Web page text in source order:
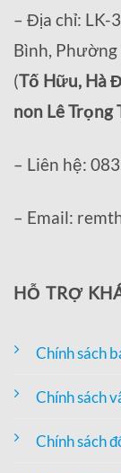
– Địa chỉ: LK-
Bình, Phường
(Tố Hữu, Hà
non Lê Trọng
– Liên hệ:
– Email:
HỖ TRỢ
Chính sách
Chính sách
Chính sách